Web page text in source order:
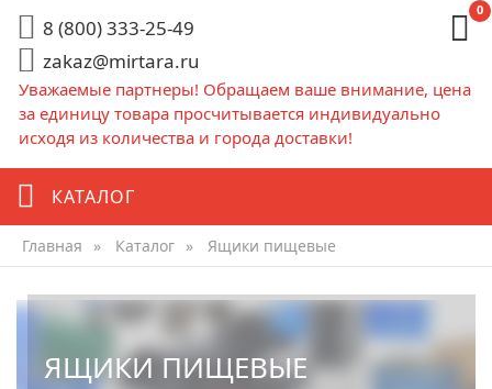
8 (800) 333-25-49
zakaz@mirtara.ru
0
Уважаемые партнеры! Обращаем ваше внимание, цена
за единицу товара просчитывается индивидуально
исходя из количества и города доставки!
КАТАЛОГ
Главная » Каталог » Ящики пищевые
ЯЩИКИ ПИЩЕВЫЕ